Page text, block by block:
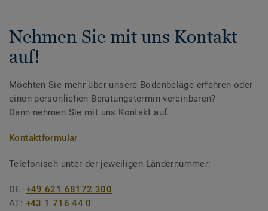
Nehmen Sie mit uns Kontakt
auf!
Möchten Sie mehr über unsere Bodenbeläge erfahren oder
einen persönlichen Beratungstermin vereinbaren?
Dann nehmen Sie mit uns Kontakt auf.
Kontaktformular
Telefonisch unter der jeweiligen Ländernummer:
DE: +49 621 68172 300
AT: +43 1 716 44 0